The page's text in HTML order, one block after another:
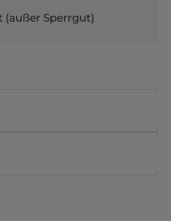
(außer Sperrgut)